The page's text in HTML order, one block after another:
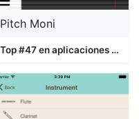
Pitch Moni
Top #47 en aplicaciones